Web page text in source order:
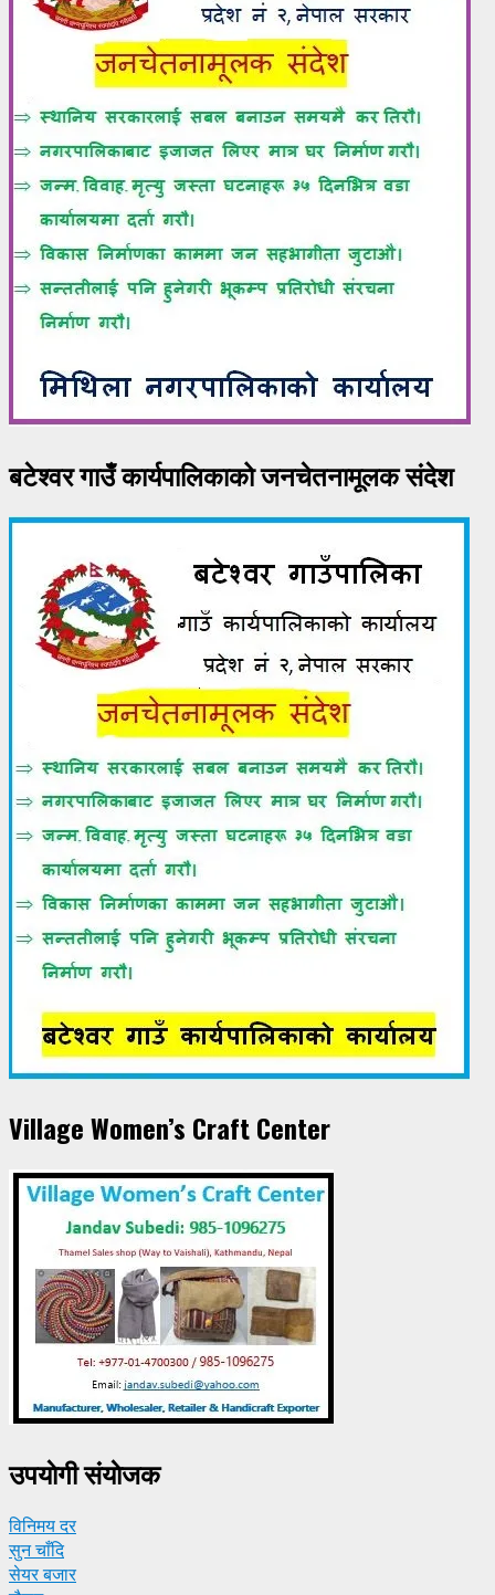
बटेश्वर गाउँ कार्यपालिकाको जनचेतनामूलक संदेश
Village Women’s Craft Center
उपयाेगी संयाेजक
विनिमय दर
सुन चाँदि
सेयर बजार